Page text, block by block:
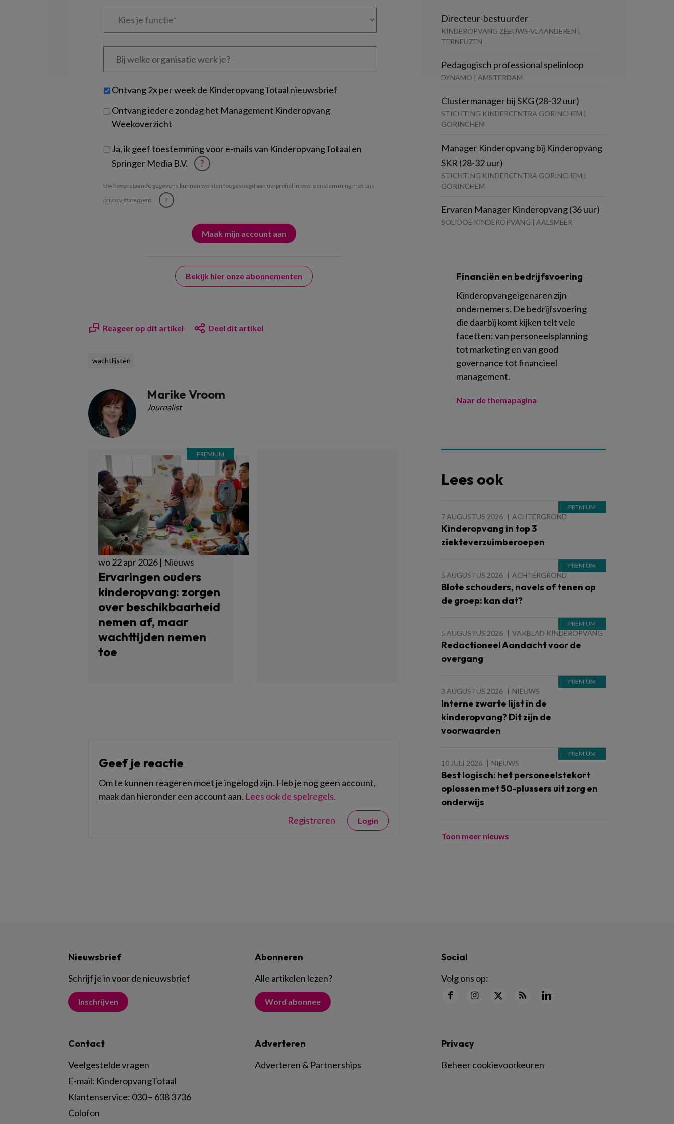
Kies
Bij
welke
je?
Untitled
Ontvang 2x per week de KinderopvangTotaal nieuwsbrief
Ontvang iedere zondag het Management Kinderopvang
Weekoverzicht
Ja, ik geef toestemming voor e-mails van KinderopvangTotaal en
Springer Media B.V.
?
Uw bovenstaande gegevens kunnen worden toegevoegd aan uw profiel in overeenstemming met ons
privacy statement. ?
Bekijk hier onze abonnementen
Reageer op dit artikel Deel dit artikel
wachtlijsten
Marike Vroom
Journalist
wo 22 apr 2026 | Nieuws
Ervaringen ouders
kinderopvang: zorgen
over beschikbaarheid
nemen af, maar
wachttijden nemen
toe
Geef je reactie
Om te kunnen reageren moet je ingelogd zijn. Heb je nog geen account,
maak dan hieronder een account aan. Lees ook de spelregels.
Registreren Login
Directeur-bestuurder
KINDEROPVANG ZEEUWS-VLAANDEREN |
TERNEUZEN
Pedagogisch professional spelinloop
DYNAMO | AMSTERDAM
Clustermanager bij SKG (28-32 uur)
STICHTING KINDERCENTRA GORINCHEM |
GORINCHEM
Manager Kinderopvang bij Kinderopvang
SKR (28-32 uur)
STICHTING KINDERCENTRA GORINCHEM |
GORINCHEM
Ervaren Manager Kinderopvang (36 uur)
SOLIDOE KINDEROPVANG | AALSMEER
Financiën en bedrijfsvoering
Kinderopvangeigenaren zijn
ondernemers. De bedrijfsvoering
die daarbij komt kijken telt vele
facetten: van personeelsplanning
tot marketing en van good
governance tot financieel
management.
Naar de themapagina
Lees ook
7 AUGUSTUS 2026 ACHTERGROND
Kinderopvang in top 3
ziekteverzuimberoepen
5 AUGUSTUS 2026 ACHTERGROND
Blote schouders, navels of tenen op
de groep: kan dat?
5 AUGUSTUS 2026 VAKBLAD KINDEROPVANG
Redactioneel Aandacht voor de
overgang
3 AUGUSTUS 2026 NIEUWS
Interne zwarte lijst in de
kinderopvang? Dit zijn de
voorwaarden
10 JULI 2026 NIEUWS
Best logisch: het personeelstekort
oplossen met 50-plussers uit zorg en
onderwijs
Toon meer nieuws
Nieuwsbrief
Schrijf je in voor de nieuwsbrief
Inschrijven
Abonneren
Alle artikelen lezen?
Word abonnee
Social
Volg ons op:
Contact
Veelgestelde vragen
E-mail: KinderopvangTotaal
Klantenservice: 030 – 638 3736
Colofon
Adverteren
Adverteren & Partnerships
Privacy
Beheer cookievoorkeuren